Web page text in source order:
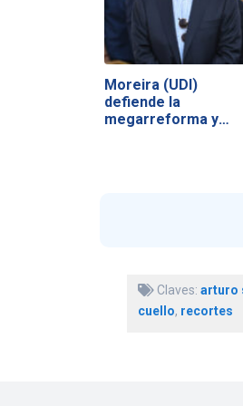
Moreira (UDI)
defiende la
megarreforma y
Claves: arturo
cuello, recortes